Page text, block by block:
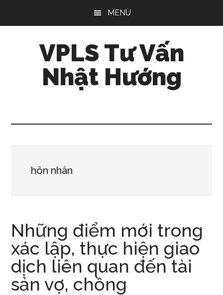
MENU
VPLS Tư Vấn
Nhật Hướng
hôn nhân
Những điểm mới trong
xác lập, thực hiện giao
dịch liên quan đến tài
sản vợ, chồng